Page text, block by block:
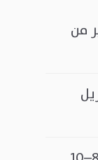
من